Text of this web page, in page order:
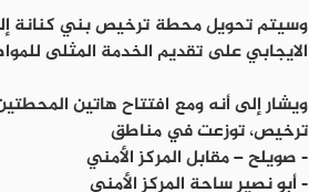
وسيتم تحويل محطة ترخيص بني كنانة
الايجابي على تقديم الخدمة المثلى
ويشار إلى أنه ومع افتتاح هاتين
ترخيص، توزعت في مناطق
- صويلح – مقابل المركز الأمني
- أبو نصير ساحة المركز الأمني